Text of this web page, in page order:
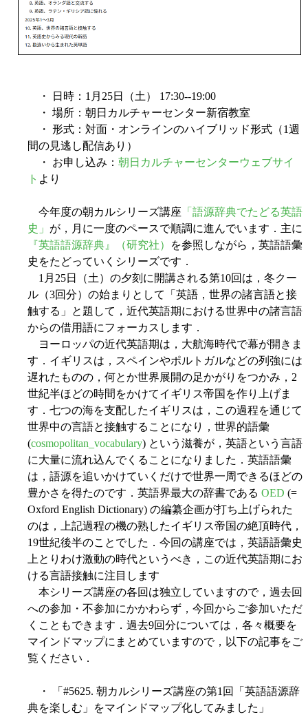
・ 日時：1月25日（土） 17:30--19:00
・ 場所：朝日カルチャーセンター新宿教室
・ 形式：対面・オンラインのハイブリッド形式（1週
間の見逃し配信あり）
・ お申し込み： 朝日カルチャーセンターウェブサイ
ト より
今年度の朝カルシリーズ講座 「語源辞典でたどる英語
史」 が，月に一度のペースで順調に進んでいます．主に
『英語語源辞典』（研究社）
を参照しながら，英語語彙
史をたどっていくシリーズです．
1月25日（土）の夕刻に開講される第10回は，冬クー
ル（3回分）の始まりとして「英語，世界の諸言語と接
触する」と題して，近代英語期における世界中の諸言語
からの借用語にフォーカスします．
ヨーロッパの近代英語期は，大航海時代で幕が開きま
す．イギリスは，スペインやポルトガルなどの列強には
遅れたものの，何とか世界展開の足かがりをつかみ，2
世紀半ほどの時間をかけてイギリス帝国を作り上げま
す．七つの海を支配したイギリスは，この過程を通じて
世界中の言語と接触することになり，世界的語彙
(cosmopolitan_vocabulary) という滋養が，英語という言語
に大量に流れ込んでくることになりました．英語語彙
は，語源を追いかけていくだけで世界一周できるほどの
豊かさを得たのです．英語界最大の辞書である OED (=
Oxford English Dictionary) の編纂企画が打ち上げられた
のは，上記過程の機の熟したイギリス帝国の絶頂時代，
19世紀後半のことでした．今回の講座では，英語語彙史
上とりわけ激動の時代というべき，この近代英語期にお
ける言語接触に注目します
本シリーズ講座の各回は独立していますので，過去回
への参加・不参加にかかわらず，今回からご参加いただ
くこともできます．過去9回分については，各々概要を
マインドマップにまとめていますので，以下の記事をご
覧ください．
・ 「#5625. 朝カルシリーズ講座の第1回「英語語源辞
典を楽しむ」をマインドマップ化してみました」